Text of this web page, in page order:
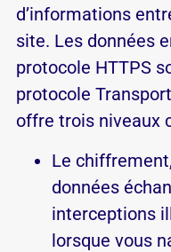
d’informations
site. Les données
protocole HTTPS
protocole
offre trois niveaux
Le
données
interceptions
lorsque vous